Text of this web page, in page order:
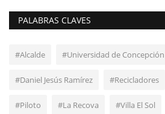
PALABRAS CLAVES
#Alcalde #Universidad de Concepción
#Daniel Jesús Ramírez #Recicladores
#Piloto #La Recova #Villa El Sol